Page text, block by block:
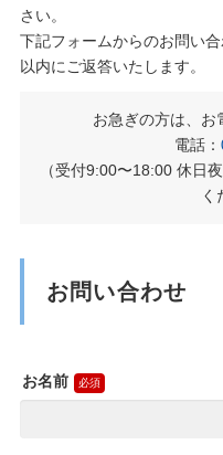
各種許認可申請
お問い合わせ
さい。
下記フォームからのお問い
以内にご返答いたします。
お急ぎの方は、お
電話：
（受付9:00〜18:00 休日
く
お問い合わせ
お名前